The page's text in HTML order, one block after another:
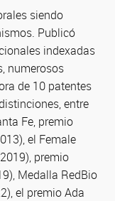
siendo
Publicó
indexadas
numerosos
de 10 patentes
entre
Fe, premio
el Female
premio
Medalla RedBio
el premio Ada